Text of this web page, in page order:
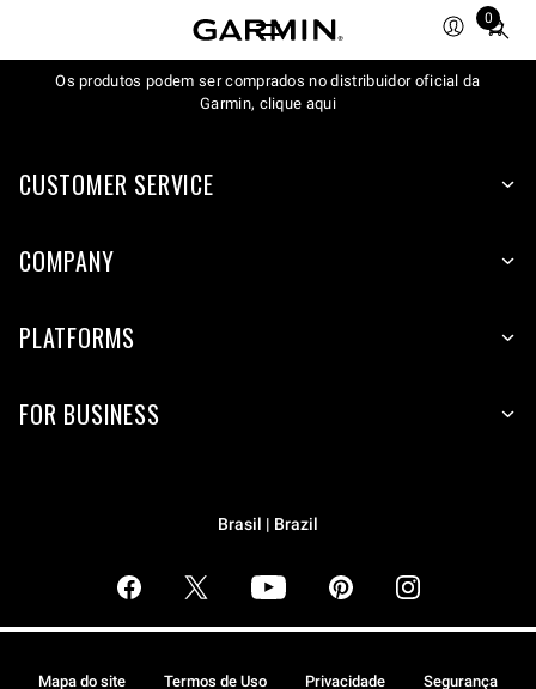
0
Total
items
in
Os produtos podem ser comprados no distribuidor oficial da
Garmin, clique aqui
CUSTOMER SERVICE
COMPANY
PLATFORMS
FOR BUSINESS
Brasil | Brazil
Mapa do site Termos de Uso Privacidade Segurança